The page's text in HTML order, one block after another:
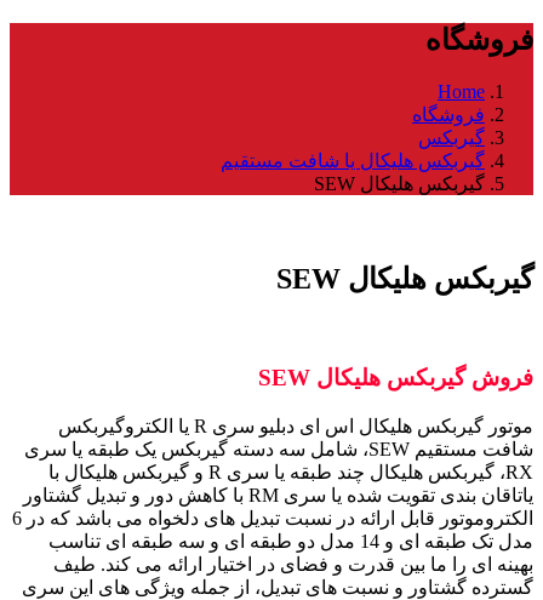
فروشگاه
Home
فروشگاه
گیربکس
گیربکس هلیکال یا شافت مستقیم
گیربکس هلیکال SEW
گیربکس هلیکال SEW
فروش گیربکس هلیکال SEW
موتور گیربکس هلیکال اس ای دبلیو سری R یا الکتروگیربکس
شافت مستقیم SEW، شامل سه دسته گیربکس یک طبقه یا سری
RX، گیربکس هلیکال چند طبقه یا سری R و گیربکس هلیکال با
یاتاقان بندی تقویت شده یا سری RM با کاهش دور و تبدیل گشتاور
الکتروموتور قابل ارائه در نسبت تبدیل های دلخواه می باشد که در 6
مدل تک طبقه ای و 14 مدل دو طبقه ای و سه طبقه ای تناسب
بهینه ای را ما بین قدرت و فضای در اختیار ارائه می کند. طیف
گسترده گشتاور و نسبت های تبدیل، از جمله ویژگی های این سری